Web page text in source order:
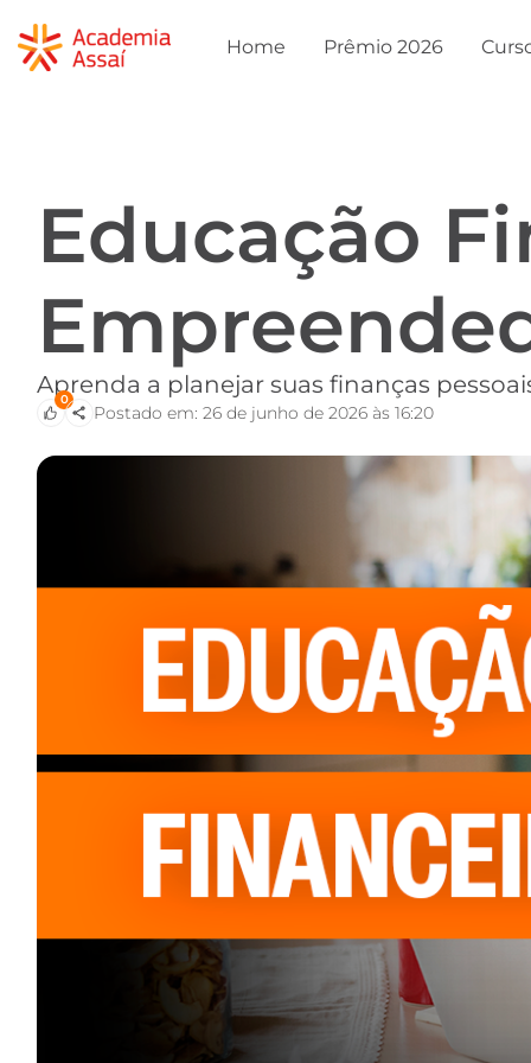
Home Prêmio 2026
Educação
Aprenda a planejar suas finanças
0
Postado em: 26 de junho de 2026 às 16:20